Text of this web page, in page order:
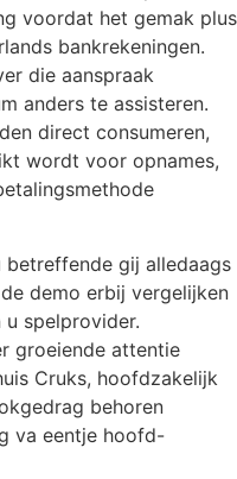
voordat het gemak plus
bankrekeningen.
die aanspraak
anders te assisteren.
direct consumeren,
wordt voor opnames,
betreffende gij alledaags
demo erbij vergelijken
spelprovider.
groeiende attentie
Cruks, hoofdzakelijk
behoren
va eentje hoofd-